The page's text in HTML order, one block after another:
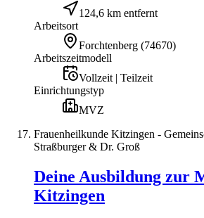
124,6 km entfernt
Arbeitsort
Forchtenberg (74670)
Arbeitszeitmodell
Vollzeit | Teilzeit
Einrichtungstyp
MVZ
Frauenheilkunde Kitzingen -
Straßburger & Dr. Groß
Deine Ausbildung zur
Kitzingen